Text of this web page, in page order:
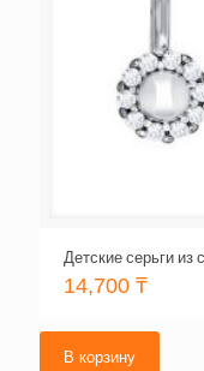
Детские серьги из
14,700 ₸
В корзину